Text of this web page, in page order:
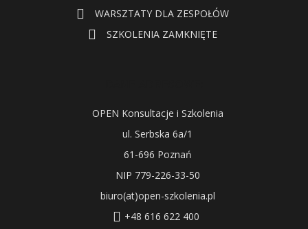
WARSZTATY DLA ZESPOŁÓW
SZKOLENIA ZAMKNIĘTE
OPEN Konsultacje i Szkolenia
ul. Serbska 6a/1
61-696 Poznań
NIP 779-226-33-50
biuro(at)open-szkolenia.pl
+48 616 622 400